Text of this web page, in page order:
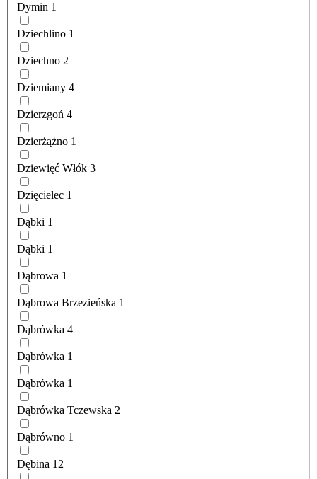
Dymin 1
Dziechlino 1
Dziechno 2
Dziemiany 4
Dzierzgoń 4
Dzierżążno 1
Dziewięć Włók 3
Dzięcielec 1
Dąbki 1
Dąbki 1
Dąbrowa 1
Dąbrowa Brzezieńska 1
Dąbrówka 4
Dąbrówka 1
Dąbrówka 1
Dąbrówka Tczewska 2
Dąbrówno 1
Dębina 12